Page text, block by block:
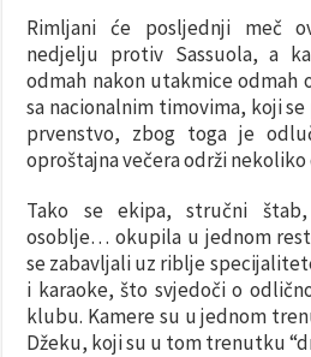
Rimljani će posljednji meč
nedjelju protiv Sassuola, a
odmah nakon utakmice
sa nacionalnim timovima, koji
prvenstvo, zbog toga je
oproštajna večera održi nekoliko
Tako se ekipa, stručni
osoblje… okupila u jednom
se zabavljali uz riblje
i karaoke, što svjedoči o
klubu. Kamere su u jednom
Džeku, koji su u tom trenutku